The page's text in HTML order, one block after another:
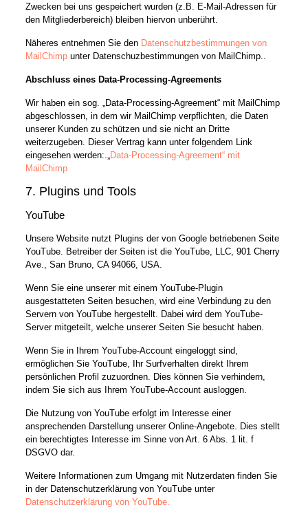
Zwecken bei uns gespeichert wurden (z.B. E-Mail-Adressen für
den Mitgliederbereich) bleiben hiervon unberührt.
Näheres entnehmen Sie den Datenschutzbestimmungen von
MailChimpunter Datenschuzbestimmungen von MailChimp..
Abschluss eines Data-Processing-Agreements
Wir haben ein sog. „Data-Processing-Agreement“ mit MailChimp
abgeschlossen, in dem wir MailChimp verpflichten, die Daten
unserer Kunden zu schützen und sie nicht an Dritte
weiterzugeben. Dieser Vertrag kann unter folgendem Link
eingesehen werden:.„
Data-Processing-Agreement“ mit
MailChimp
7. Plugins und Tools
YouTube
Unsere Website nutzt Plugins der von Google betriebenen Seite
YouTube. Betreiber der Seiten ist die YouTube, LLC, 901 Cherry
Ave., San Bruno, CA 94066, USA.
Wenn Sie eine unserer mit einem YouTube-Plugin
ausgestatteten Seiten besuchen, wird eine Verbindung zu den
Servern von YouTube hergestellt. Dabei wird dem YouTube-
Server mitgeteilt, welche unserer Seiten Sie besucht haben.
Wenn Sie in Ihrem YouTube-Account eingeloggt sind,
ermöglichen Sie YouTube, Ihr Surfverhalten direkt Ihrem
persönlichen Profil zuzuordnen. Dies können Sie verhindern,
indem Sie sich aus Ihrem YouTube-Account ausloggen.
Die Nutzung von YouTube erfolgt im Interesse einer
ansprechenden Darstellung unserer Online-Angebote. Dies stellt
ein berechtigtes Interesse im Sinne von Art. 6 Abs. 1 lit. f
DSGVO dar.
Weitere Informationen zum Umgang mit Nutzerdaten finden Sie
in der Datenschutzerklärung von YouTube unter
Datenschutzerklärung von YouTube.